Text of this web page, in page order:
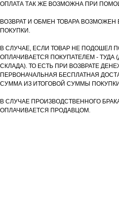
ОПЛАТА ТАК ЖЕ ВОЗМОЖНА ПРИ
ВОЗВРАТ И ОБМЕН ТОВАРА ВОЗМОЖЕН
ПОКУПКИ.
В СЛУЧАЕ, ЕСЛИ ТОВАР НЕ ПОДОШЕЛ
ОПЛАЧИВАЕТСЯ ПОКУПАТЕЛЕМ - ТУДА
СКЛАДА). ТО ЕСТЬ ПРИ ВОЗВРАТЕ
ПЕРВОНАЧАЛЬНАЯ БЕСПЛАТНАЯ
СУММА ИЗ ИТОГОВОЙ СУММЫ
В СЛУЧАЕ ПРОИЗВОДСТВЕННОГО
ОПЛАЧИВАЕТСЯ ПРОДАВЦОМ.